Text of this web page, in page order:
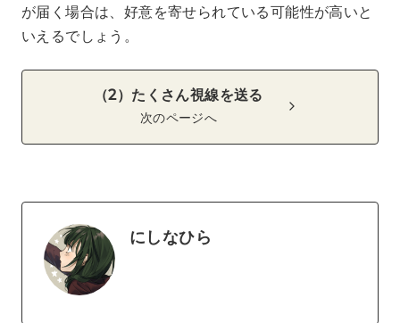
が届く場合は、好意を寄せられている可能性が高いと
いえるでしょう。
（2）たくさん視線を送る
次のページへ
にしなひら